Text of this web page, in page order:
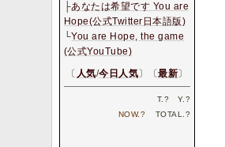
├あなたは希望です You are
Hope(公式Twitter日本語版)
└You are Hope, the game
(公式YouTube)
〔 人気/今日人気〕〔最新〕
T. ? Y. ?
NOW.? TOTAL. ?